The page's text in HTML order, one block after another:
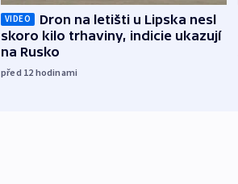
VIDEO
Dron na letišti u Lipska nesl
skoro kilo trhaviny, indicie ukazují
na Rusko
před 12 hodinami